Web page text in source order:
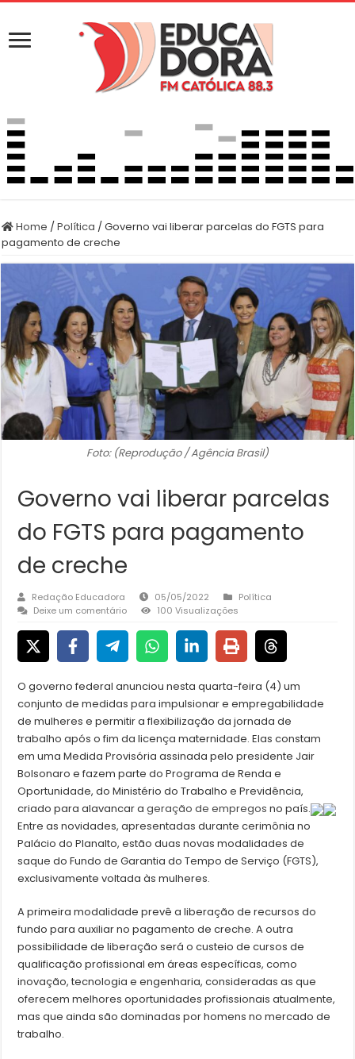
Home /Política /Governo vai liberar parcelas do FGTS para
pagamento de creche
Foto: (Reprodução / Agência Brasil)
Governo vai liberar parcelas
do FGTS para pagamento
de creche
Redação Educadora 05/05/2022
Política
Deixe um comentário
100 Visualizações
O governo federal anunciou nesta quarta-feira (4) um
conjunto de medidas para impulsionar e empregabilidade
de mulheres e permitir a flexibilização da jornada de
trabalho após o fim da licença maternidade. Elas constam
em uma Medida Provisória assinada pelo presidente Jair
Bolsonaro e fazem parte do Programa de Renda e
Oportunidade, do Ministério do Trabalho e Previdência,
criado para alavancar ageração de empregos no país.
Entre as novidades, apresentadas durante cerimônia no
Palácio do Planalto, estão duas novas modalidades de
saque do Fundo de Garantia do Tempo de Serviço (FGTS),
exclusivamente voltada às mulheres.
A primeira modalidade prevê a liberação de recursos do
fundo para auxiliar no pagamento de creche. A outra
possibilidade de liberação será o custeio de cursos de
qualificação profissional em áreas específicas, como
inovação, tecnologia e engenharia, consideradas as que
oferecem melhores oportunidades profissionais atualmente,
mas que ainda são dominadas por homens no mercado de
trabalho.